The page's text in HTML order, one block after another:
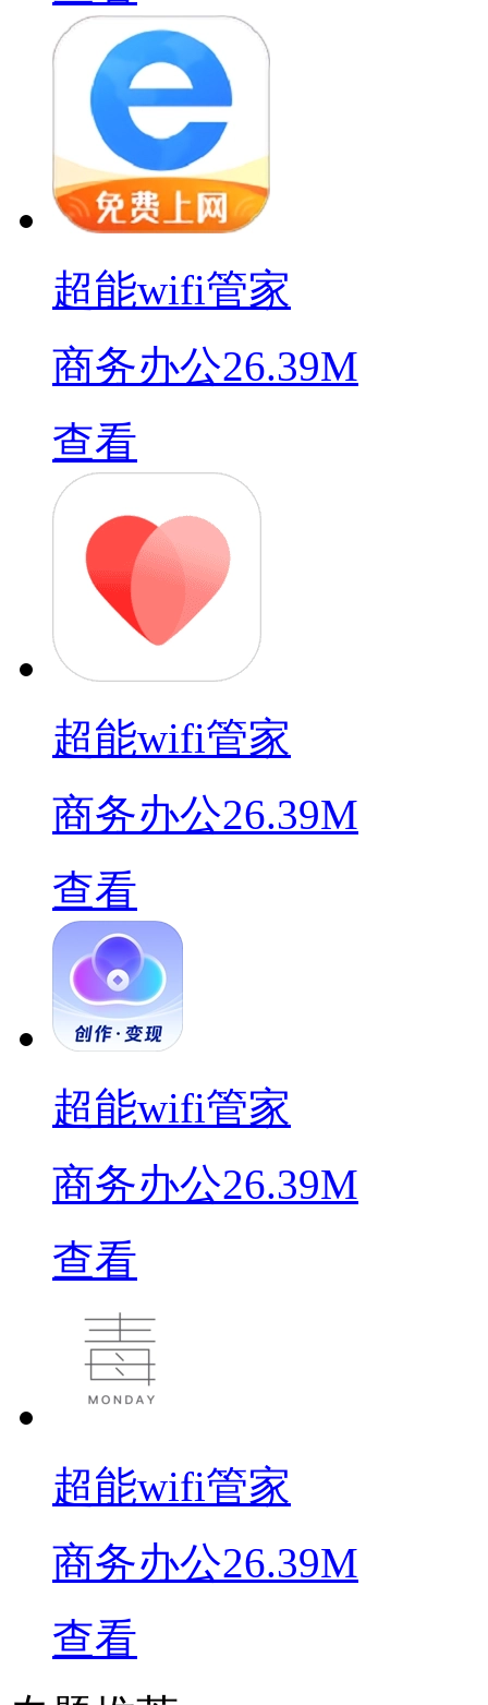
超能wifi管家
商务办公26.39M
查看
超能wifi管家
商务办公26.39M
查看
超能wifi管家
商务办公26.39M
查看
超能wifi管家
商务办公26.39M
查看